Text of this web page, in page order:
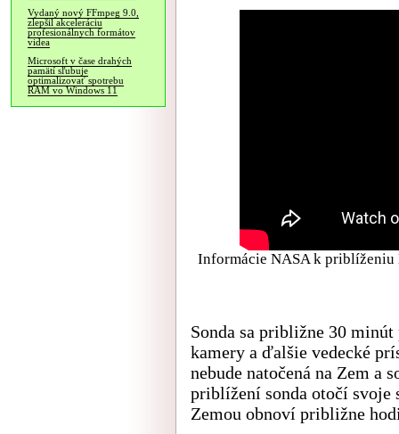
Vydaný nový FFmpeg 9.0,
zlepšil akceleráciu
profesionálnych formátov
videa
Microsoft v čase drahých
pamätí sľubuje
optimalizovať spotrebu
RAM vo Windows 11
Informácie NASA k priblíženiu
Sonda sa približne 30
kamery a ďalšie vedecké
nebude natočená na Zem a
priblížení sonda otočí svoje
Zemou obnoví približne